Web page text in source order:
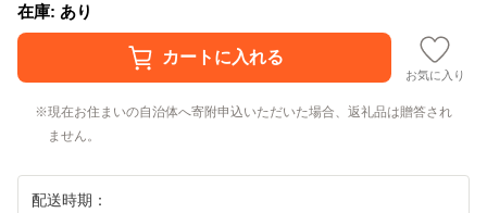
在庫: あり
お気に入り
現在お住まいの自治体へ寄附申込いただいた場合、返礼品は贈答され
ません。
配送時期：